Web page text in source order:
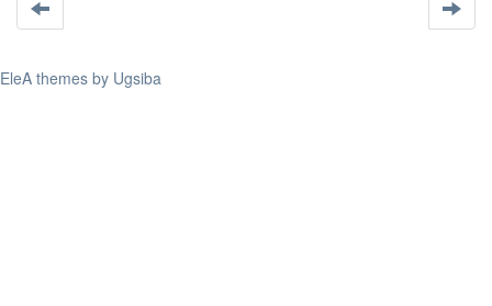
EleA themes by Ugsiba